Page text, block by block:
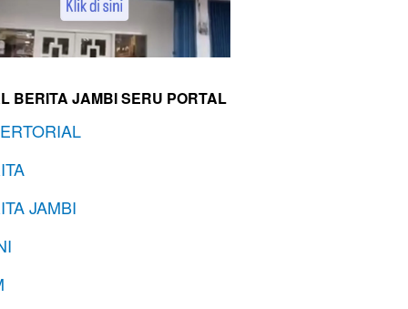
BERITA JAMBI SERU PORTAL
JAMBI